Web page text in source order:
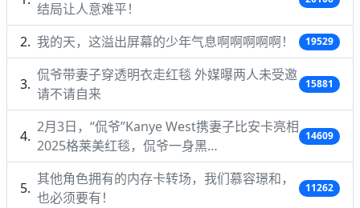
结局让人意难平！
我的天，这溢出屏幕的少年气息啊啊啊啊啊！ 19529
侃爷带妻子穿透明衣走红毯 外媒曝两人未受邀
请不请自来
15881
2月3日，“侃爷”Kanye West携妻子比安卡亮相
2025格莱美红毯，侃爷一身黑…
14609
其他角色拥有的内存卡转场，我们慕容璟和，
也必须要有！
11262